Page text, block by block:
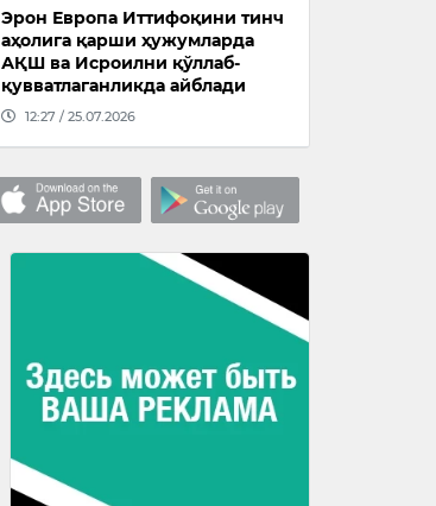
Эрон Европа Иттифоқини тинч
аҳолига қарши ҳужумларда
АҚШ ва Исроилни қўллаб-
қувватлаганликда айблади
12:27 / 25.07.2026